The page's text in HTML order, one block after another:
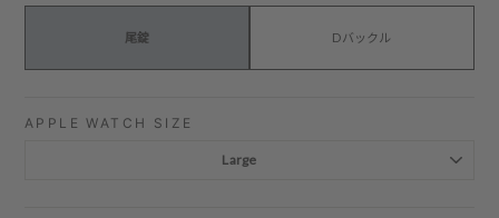
尾錠 Dバックル
APPLE WATCH SIZE